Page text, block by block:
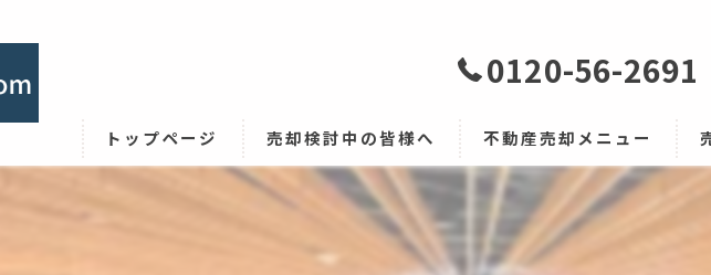
0120-56-2691
トップページ 売却検討中の皆様へ
早期売却の流れ・コツ
媒介契約3つの種類
不動産売却メニュー
仲介手数料・解体費・不用品処分
お客様の声